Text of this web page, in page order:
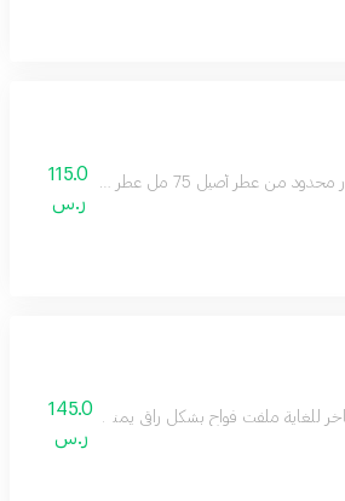
عطر منعش يتميز باللطافة والهدوء والجمال يمنحك شعورا بالمتعة والسعادة عطر ممتع ومريح للغاية عطرك اليومي مكونات العطر توت فراولة فانيلا زهر البرتقال
115.0
ر.س
للغاية ملفت فواح بشكل راقي يمنحك الفخامة
145.0
ر.س